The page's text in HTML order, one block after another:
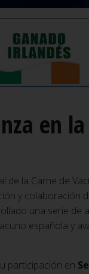
en
de la Carne de
y colaboración
una serie de
española y
participación en